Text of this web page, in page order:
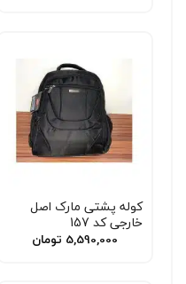
کوله پشتی مارک اصل
خارجی کد 157
5,590,000 تومان